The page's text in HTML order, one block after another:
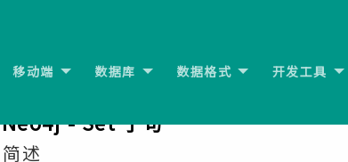
移动端 数据库 数据格式 开发工具
Neo4j - Set 子句
简述